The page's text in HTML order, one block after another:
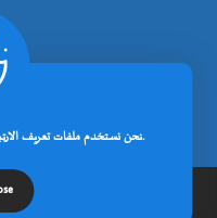
نحن نستخدم ملفات تعريف الارتباط من لأنشطة الموقع لنقدم لك تجربة أفضل.